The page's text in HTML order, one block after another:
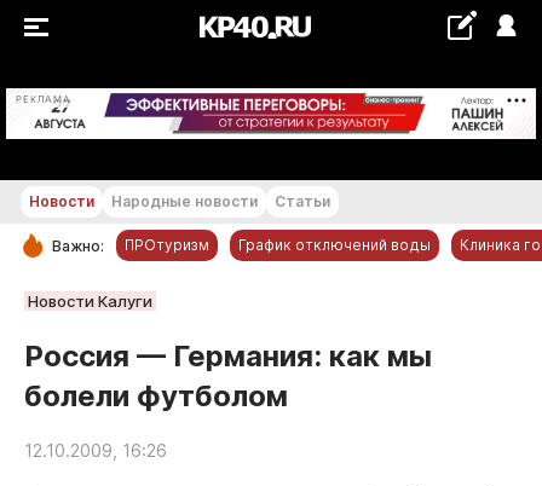
РЕКЛАМА +24...+25 °С
РУБРИКИ
Новости компаний
Статьи
Народные новости
Новости Народные новости Статьи
Важно: ПРОтуризм График отключений воды Клиника
Новости Калуги
Россия — Германия: как мы
болели футболом
12.10.2009, 16:26